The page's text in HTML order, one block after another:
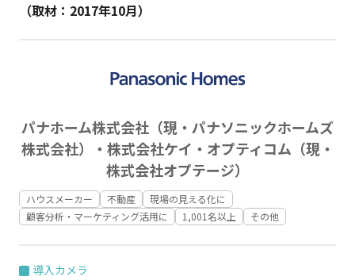
（取材：2017年10月）
パナホーム株式会社（現・パナソニックホームズ
株式会社）・株式会社ケイ・オプティコム（現・
株式会社オプテージ）
ハウスメーカー 不動産
現場の見える化に
顧客分析・マーケティング活用に
1,001名以上 その他
導入カメラ